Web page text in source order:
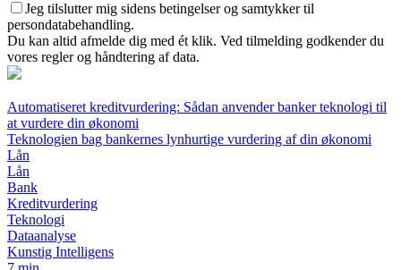
Jeg tilslutter mig sidens betingelser og samtykker til
persondatabehandling.
Du kan altid afmelde dig med ét klik. Ved tilmelding godkender du
vores regler og håndtering af data.
Automatiseret kreditvurdering: Sådan anvender banker teknologi til
at vurdere din økonomi
Teknologien bag bankernes lynhurtige vurdering af din økonomi
Lån
Lån
Bank
Kreditvurdering
Teknologi
Dataanalyse
Kunstig Intelligens